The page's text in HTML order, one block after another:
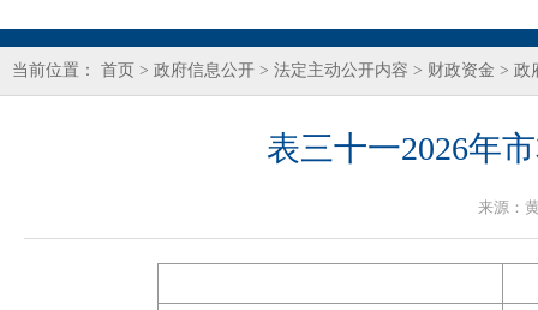
当前位置： 首页 > 政府信息公开 > 法定主动公开内容 > 财政资金 > 政
表三十一2026年
来源：